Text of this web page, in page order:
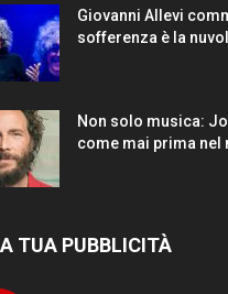
Giovanni Allevi
sofferenza è la
Non solo musica:
come mai prima nel
TUA PUBBLICITÀ